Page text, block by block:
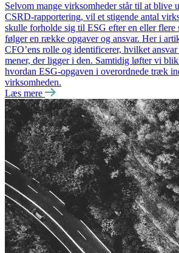
Selvom mange virksomheder står til at blive
CSRD-rapportering, vil et stigende antal
skulle forholde sig til ESG efter en eller flere
følger en række opgaver og ansvar. Her i
CFO’ens rolle og identificerer, hvilket
mener, der ligger i den. Samtidig løfter vi
hvordan ESG-opgaven i overordnede træk
virksomheden.
Læs mere